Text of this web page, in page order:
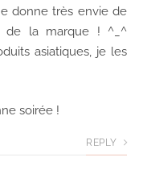
donne très envie de
de la marque ! ^_^
asiatiques, je les
soirée !
REPLY